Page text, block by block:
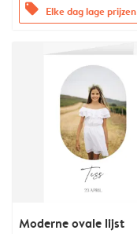
offers Elke dag lage prijzen
Moderne ovale lijst